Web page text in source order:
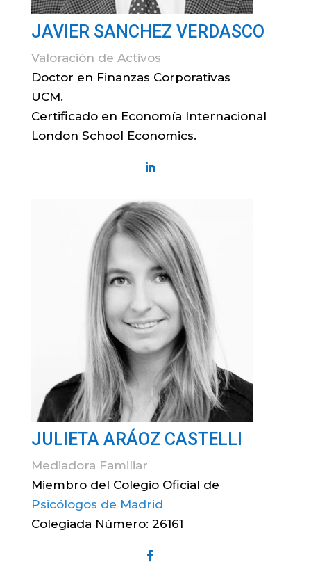
JAVIER SANCHEZ VERDASCO
Valoración de Activos
Doctor en Finanzas Corporativas
UCM.
Certificado en Economía Internacional
London School Economics.
JULIETA ARÁOZ CASTELLI
Mediadora Familiar
Miembro del Colegio Oficial de
Psicólogos de Madrid
Colegiada Número: 26161